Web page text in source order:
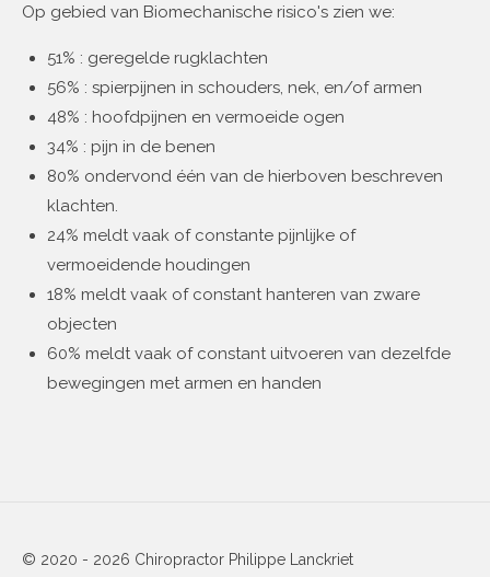
Op gebied van Biomechanische risico's zien we:
51% : geregelde rugklachten
56% : spierpijnen in schouders, nek, en/of armen
48% : hoofdpijnen en vermoeide ogen
34% : pijn in de benen
80% ondervond één van de hierboven beschreven
klachten.
24% meldt vaak of constante pijnlijke of
vermoeidende houdingen
18% meldt vaak of constant hanteren van zware
objecten
60% meldt vaak of constant uitvoeren van dezelfde
bewegingen met armen en handen
© 2020 - 2026 Chiropractor Philippe Lanckriet